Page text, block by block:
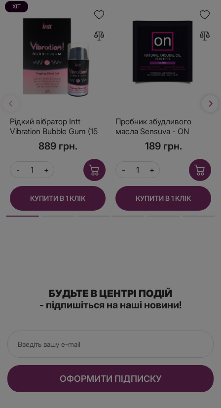
ХІТ
Рідкий вібратор Intt
Vibration Bubble Gum (15
мл), густий гель, дуже
смачний, діє до 30
889 грн.
КУПИТИ В 1 КЛІК
Пробник збудливого
масла Sensuva - ON
Arousal Oil for Her Ultra
189 грн.
КУПИТИ В 1 КЛІК
БУДЬТЕ В ЦЕНТРІ ПОДІЙ
- підпишіться на наші новини!
ОФОРМИТИ ПІДПИСКУ